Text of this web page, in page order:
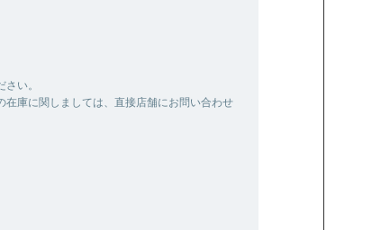
い。
庫に関しましては、直接店舗にお問い合わせ